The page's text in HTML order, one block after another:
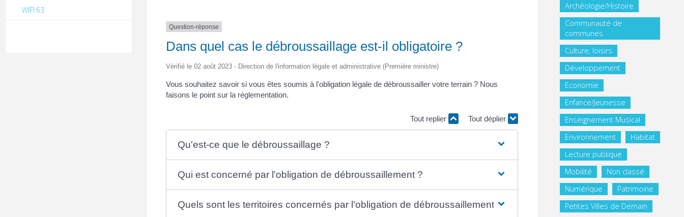
Question-réponse
Dans quel cas le débroussaillage est-il obligatoire ?
Vérifié le 02 août 2023 - Direction de l'information légale et administrative (Première ministre)
Vous souhaitez savoir si vous êtes soumis à l'obligation légale de débroussailler votre terrain ? Nous
faisons le point sur la réglementation.
Tout replier Tout déplier
Qu'est-ce que le débroussaillage ?
Qui est concerné par l'obligation de débroussaillement ?
Quels sont les territoires concernés par l'obligation de débroussaillement ?
WIFI 63
Archéologie/Histoire
Communauté de
communes
Culture, loisirs
Développement
Economie
Enfance/Jeunesse
Enseignement Musical
Environnement
Habitat
Lecture publique
Mobilité
Non classé
Numérique
Patrimoine
Petites Villes de Demain